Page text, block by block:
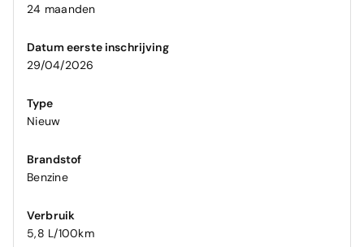
24 maanden
Datum eerste inschrijving
29/04/2026
Type
Nieuw
Brandstof
Benzine
Verbruik
5,8 L/100km